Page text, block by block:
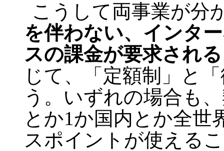
こうして両事業が分
を伴わない、インタ
スの課金が要求され
じて、「定額制」と
う。いずれの場合も
とか1か国内とか全世
スポイントが使える